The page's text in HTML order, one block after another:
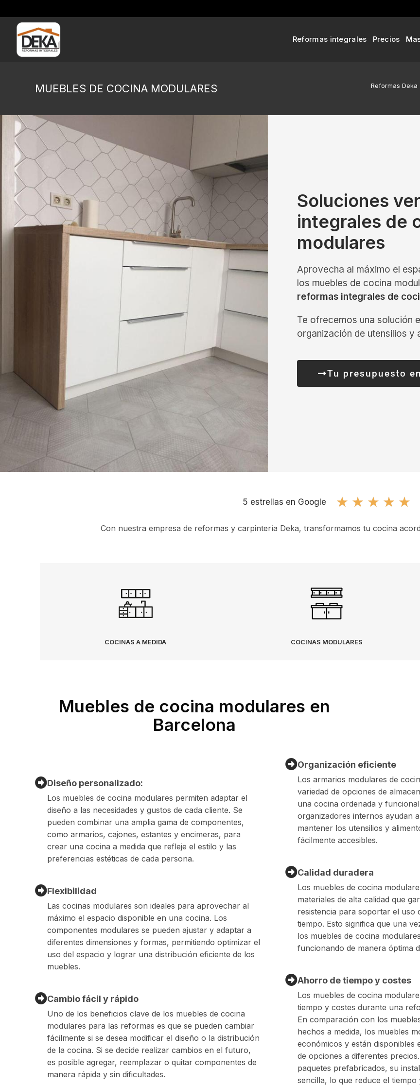
Reformas integrales Precios
MUEBLES DE COCINA MODULARES Reformas Deka
Soluciones
integrales de
modulares
Aprovecha al máximo el
los muebles de cocina
reformas integrales de
Te ofrecemos una solución
organización de utensilios y
Tu presupuesto
5 estrellas en Google ★ ★ ★ ★ ★
Con nuestra empresa de reformas y carpintería Deka, transformamos tu cocina
COCINAS A MEDIDA COCINAS MODULARES
Muebles de cocina modulares en
Barcelona
Diseño personalizado:
Los muebles de cocina modulares permiten adaptar el
diseño a las necesidades y gustos de cada cliente. Se
pueden combinar una amplia gama de componentes,
como armarios, cajones, estantes y encimeras, para
crear una cocina a medida que refleje el estilo y las
preferencias estéticas de cada persona.
Flexibilidad
Las cocinas modulares son ideales para aprovechar al
máximo el espacio disponible en una cocina. Los
componentes modulares se pueden ajustar y adaptar a
diferentes dimensiones y formas, permitiendo optimizar el
uso del espacio y lograr una distribución eficiente de los
muebles.
Cambio fácil y rápido
Uno de los beneficios clave de los muebles de cocina
modulares para las reformas es que se pueden cambiar
fácilmente si se desea modificar el diseño o la distribución
de la cocina. Si se decide realizar cambios en el futuro,
es posible agregar, reemplazar o quitar componentes de
manera rápida y sin dificultades.
Organización eficiente
Los armarios modulares de
variedad de opciones de
una cocina ordenada y
organizadores internos ayudan
mantener los utensilios y
fácilmente accesibles.
Calidad duradera
Los muebles de cocina
materiales de alta calidad que
resistencia para soportar el uso
tiempo. Esto significa que una
los muebles de cocina
funcionando de manera óptima
Ahorro de tiempo y costes
Los muebles de cocina
tiempo y costes durante una
En comparación con los
hechos a medida, los muebles
económicos y están disponibles
de opciones a diferentes
paquetes prefabricados, su
sencilla, lo que reduce el